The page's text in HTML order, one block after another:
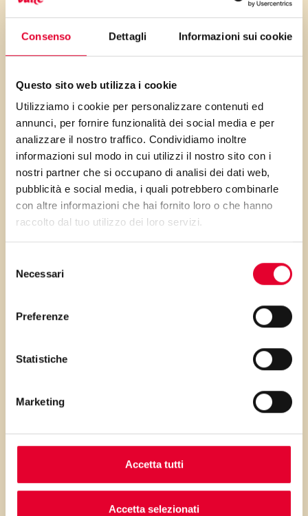
Consenso Dettagli Informazioni sui cookie
Questo sito web utilizza i cookie
Utilizziamo i cookie per personalizzare contenuti ed
annunci, per fornire funzionalità dei social media e per
analizzare il nostro traffico. Condividiamo inoltre
informazioni sul modo in cui utilizzi il nostro sito con i
nostri partner che si occupano di analisi dei dati web,
pubblicità e social media, i quali potrebbero combinarle
con altre informazioni che hai fornito loro o che hanno
raccolto dal tuo utilizzo dei loro servizi.
delNecessari
Preferenze
Statistiche
Marketing
Accetta tutti
Accetta selezionati
antica. Il dolce, il salato e
l’amaro fanno il girotondo sulle
anche se di apporto calorico
consistente, la ricchezza in
fibra, acido folico, potassio e
magnesio, redime questa torta
salata e la rende un piatto
equilibrato con innumerevoli
valori aggiunti.
PRIMA GLI
INGREDIENTI
i passaggi della ricetta.